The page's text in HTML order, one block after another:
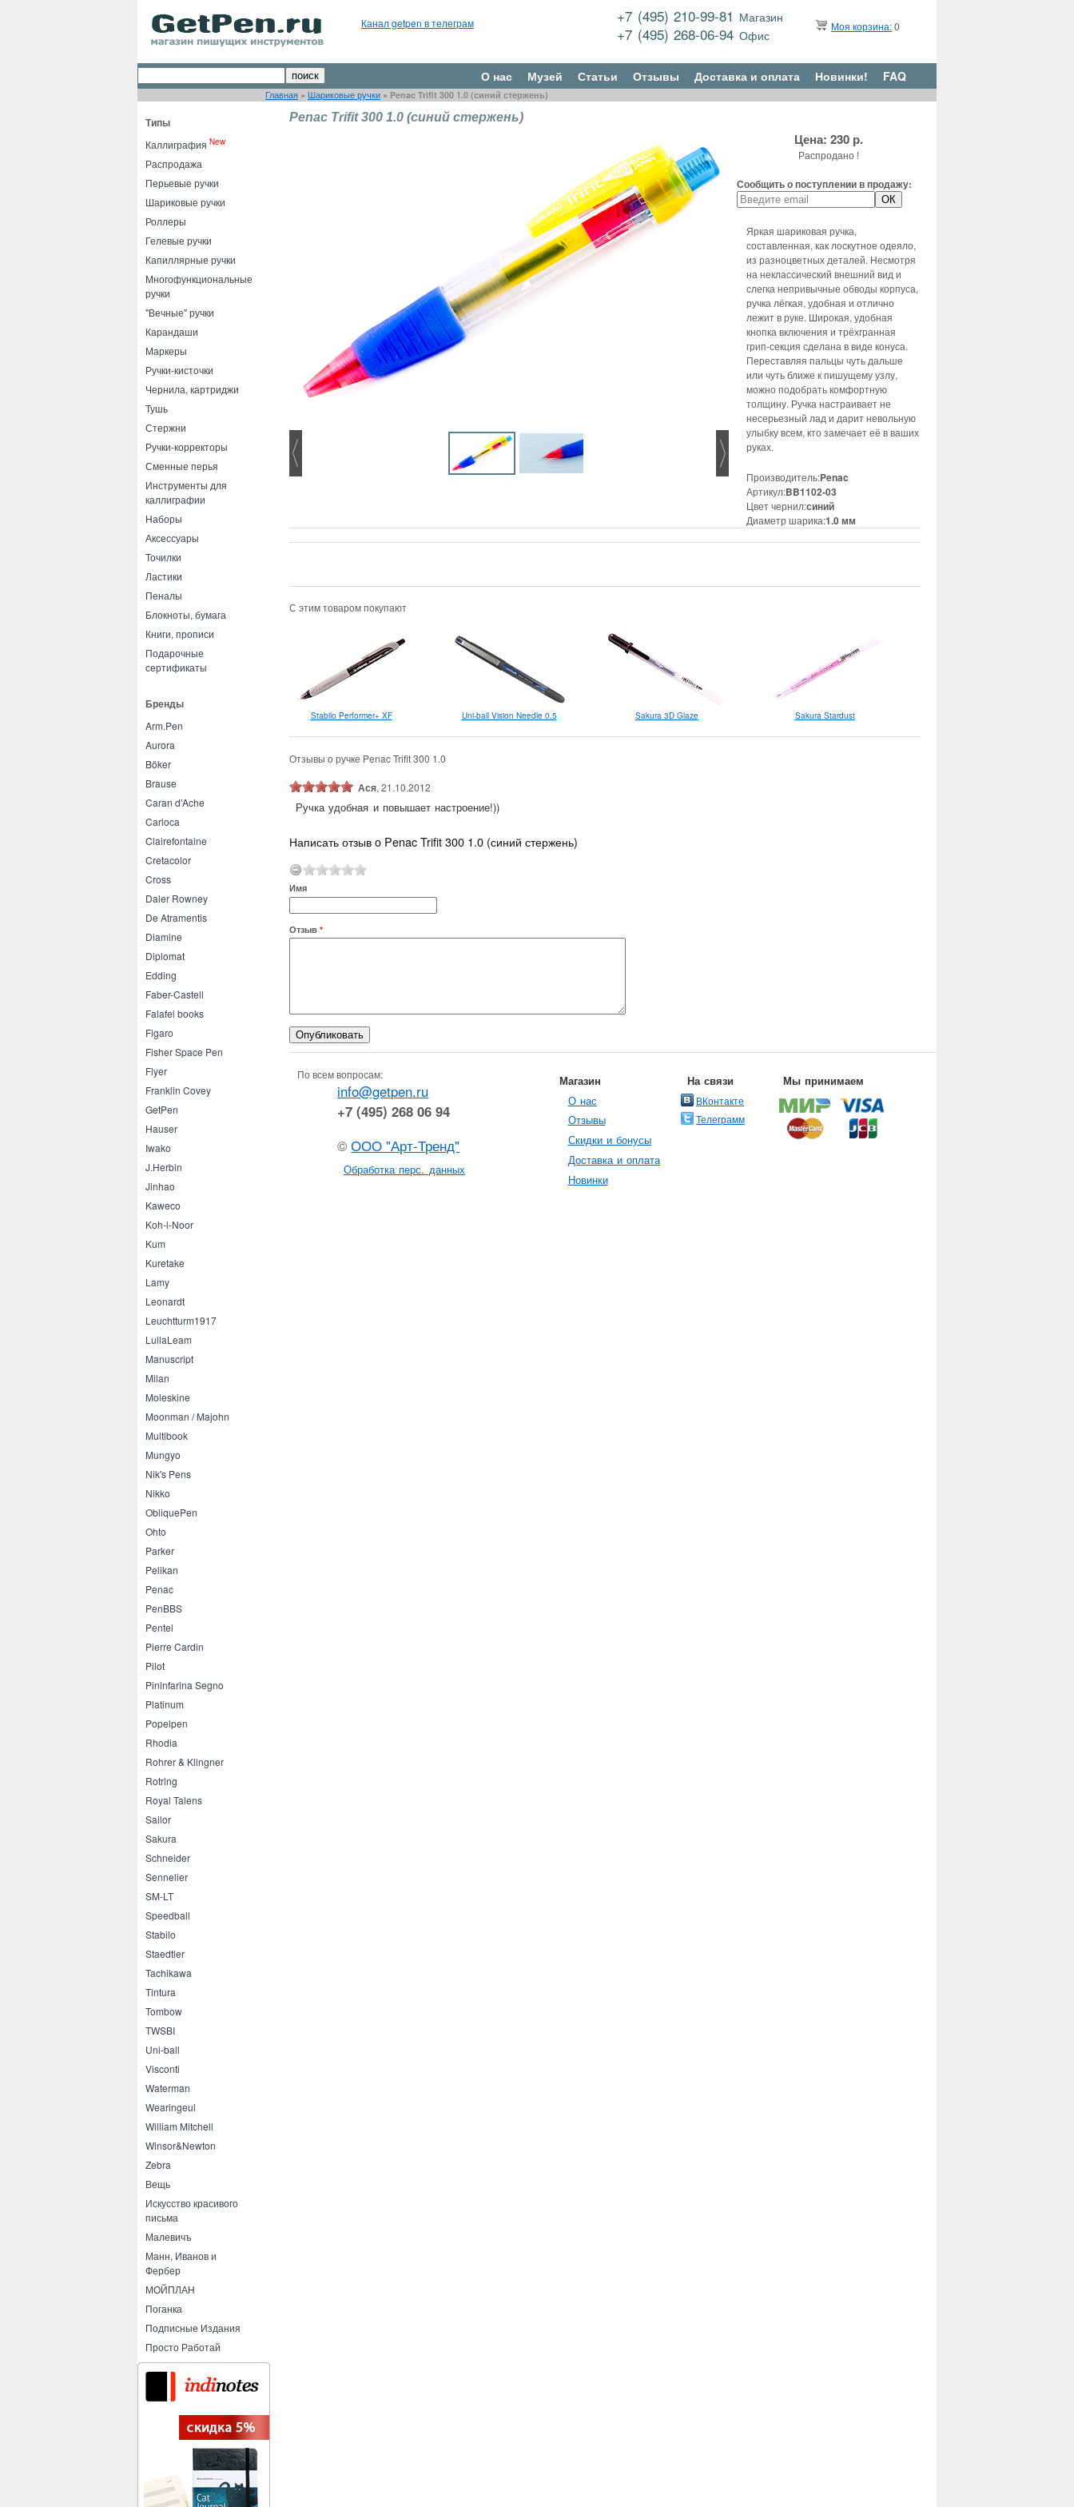
Канал getpen в телеграм +7 (495) 210-99-81 Магазин
+7 (495) 268-06-94Офис
Моя корзина:0
О нас Музей Статьи Отзывы Доставка и оплата Новинки! FAQ
Главная » Шариковые ручки » Penac Trifit 300 1.0 (синий стержень)
Типы
Каллиграфия New
Распродажа
Перьевые ручки
Шариковые ручки
Роллеры
Гелевые ручки
Капиллярные ручки
Многофункциональные
ручки
"Вечные" ручки
Карандаши
Маркеры
Ручки-кисточки
Чернила, картриджи
Тушь
Стержни
Ручки-корректоры
Сменные перья
Инструменты для
каллиграфии
Наборы
Аксессуары
Точилки
Ластики
Пеналы
Блокноты, бумага
Книги, прописи
Подарочные
сертификаты
Бренды
Arm.Pen
Aurora
Böker
Brause
Caran d’Ache
Carioca
Clairefontaine
Cretacolor
Cross
Daler Rowney
De Atramentis
Diamine
Diplomat
Edding
Faber-Castell
Falafel books
Figaro
Fisher Space Pen
Flyer
Franklin Covey
GetPen
Hauser
Iwako
J.Herbin
Jinhao
Kaweco
Koh-i-Noor
Kum
Kuretake
Lamy
Leonardt
Leuchtturm1917
LullaLeam
Manuscript
Milan
Moleskine
Moonman / Majohn
Multibook
Mungyo
Nik's Pens
Nikko
ObliquePen
Ohto
Parker
Pelikan
Penac
PenBBS
Pentel
Pierre Cardin
Pilot
Pininfarina Segno
Platinum
Popelpen
Rhodia
Rohrer & Klingner
Rotring
Royal Talens
Sailor
Sakura
Schneider
Sennelier
SM-LT
Speedball
Stabilo
Staedtler
Tachikawa
Tintura
Tombow
TWSBI
Uni-ball
Visconti
Waterman
Wearingeul
William Mitchell
Winsor&Newton
Zebra
Вещь
Искусство красивого
письма
Малевичъ
Манн, Иванов и
Фербер
МОЙПЛАН
Поганка
Подписные Издания
Просто Работай
Penac Trifit 300 1.0 (синий стержень)
Цена: 230 р.
Распродано !
Сообщить о поступлении в продажу:
Яркая шариковая ручка,
составленная, как лоскутное одеяло,
из разноцветных деталей. Несмотря
на неклассический внешний вид и
слегка непривычные обводы корпуса,
ручка лёгкая, удобная и отлично
лежит в руке. Широкая, удобная
кнопка включения и трёхгранная
грип-секция сделана в виде конуса.
Переставляя пальцы чуть дальше
или чуть ближе к пишущему узлу,
можно подобрать комфортную
толщину. Ручка настраивает не
несерьезный лад и дарит невольную
улыбку всем, кто замечает её в ваших
руках.
Производитель:Penac
Артикул:BB1102-03
Цвет чернил:синий
Диаметр шарика:1.0 мм
С этим товаром покупают
Stabilo Performer+ XF Uni-ball Vision Needle 0.5 Sakura 3D Glaze Sakura Stardust
Отзывы o ручке Penac Trifit 300 1.0
Ася, 21.10.2012
Ручка удобная и повышает настроение!))
Написать отзыв o Penac Trifit 300 1.0 (синий стержень)
Имя
Отзыв *
По всем вопросам:
info@getpen.ru
+7 (495) 268 06 94
©ООО "Арт-Тренд"
Обработка перс. данных
Магазин
О нас
Отзывы
Скидки и бонусы
Доставка и оплата
Новинки
На связи
ВКонтакте
Телеграмм
Мы принимаем